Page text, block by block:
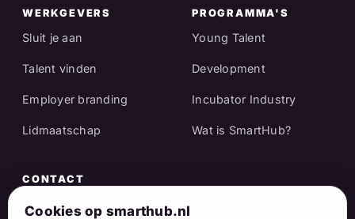
WERKGEVERS
Sluit je aan
Talent vinden
Employer branding
Lidmaatschap
PROGRAMMA'S
Young Talent
Development
Incubator Industry
Wat is SmartHub?
CONTACT
Raadhuisstraat 25
Cookies op smarthub.nl